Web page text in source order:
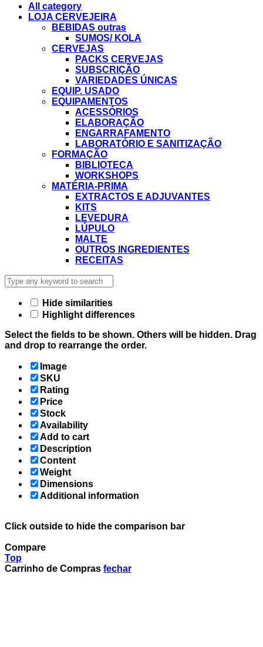
All category
LOJA CERVEJEIRA
BEBIDAS outras
SUMOS/ KOLA
CERVEJAS
PACKS CERVEJAS
SUBSCRIÇÃO
VARIEDADES ÚNICAS
EQUIP. USADO
EQUIPAMENTOS
ACESSÓRIOS
ELABORAÇÃO
ENGARRAFAMENTO
LABORATÓRIO E SANITIZAÇÃO
FORMAÇÃO
BIBLIOTECA
WORKSHOPS
MATÉRIA-PRIMA
EXTRACTOS E ADJUVANTES
KITS
LEVEDURA
LÚPULO
MALTE
OUTROS INGREDIENTES
RECEITAS
Hide similarities
Highlight differences
Select the fields to be shown. Others will be hidden. Drag
and drop to rearrange the order.
Image
SKU
Rating
Price
Stock
Availability
Add to cart
Description
Content
Weight
Dimensions
Additional information
Click outside to hide the comparison bar
Compare
Top
Carrinho de Compras fechar